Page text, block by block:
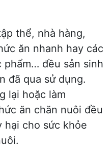
thể, nhà hàng,
ăn nhanh hay các
phẩm… đều sản sinh
đã qua sử dụng.
lại hoặc làm
ăn chăn nuôi đều
hại cho sức khỏe